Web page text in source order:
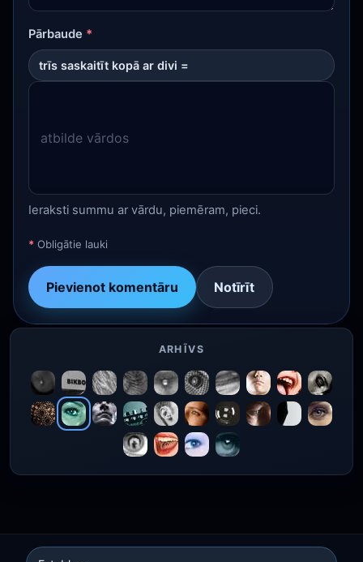
Pārbaude *
trīs saskaitīt kopā ar divi =
Ieraksti summu ar vārdu, piemēram, pieci.
* Obligātie lauki
Pievienot komentāru Notīrīt
ARHĪVS